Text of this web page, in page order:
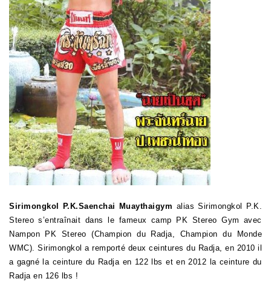
Sirimongkol P.K.Saenchai Muaythaigym alias Sirimongkol
P.K.
Stereo s’entraînait dans le fameux camp PK Stereo Gym avec
Nampon PK Stereo (Champion du Radja, Champion du Monde
WMC). Sirimongkol a remporté deux ceintures du Radja, en 2010 il
a gagné la ceinture du Radja en 122 lbs et en 2012 la ceinture du
Radja en 126 lbs !